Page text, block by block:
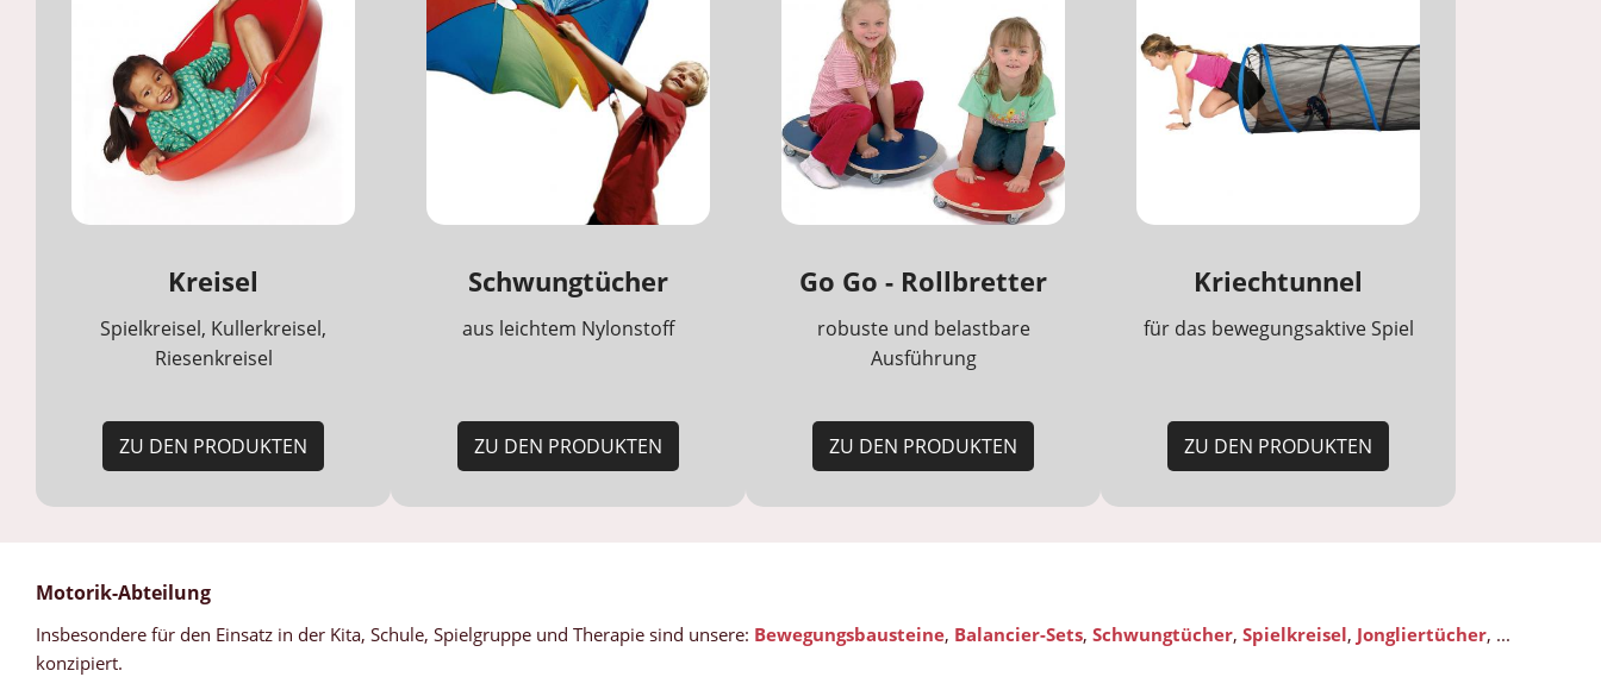
Kreisel
Spielkreisel, Kullerkreisel,
Riesenkreisel
ZU DEN PRODUKTEN
Schwungtücher
aus leichtem Nylonstoff
ZU DEN PRODUKTEN
Go Go - Rollbretter
robuste und belastbare
Ausführung
ZU DEN PRODUKTEN
Kriechtunnel
für das bewegungsaktive Spiel
ZU DEN PRODUKTEN
Motorik-Abteilung
Insbesondere für den Einsatz in der Kita, Schule, Spielgruppe und Therapie sind unsere: Bewegungsbausteine, Balancier-Sets, Schwungtücher, Spielkreisel, Jongliertücher, ...
konzipiert.